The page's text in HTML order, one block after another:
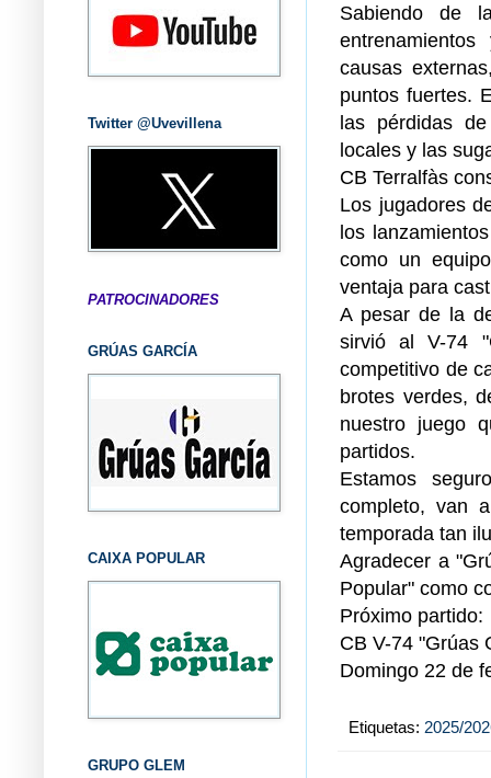
Sabiendo de
causas
puntos fuertes.
las pérdidas
locales y las
CB Terralfàs
Los jugadores
los
como un
ventaja para
A pesar de la
sirvió al V-74
competitivo de
brotes verdes,
nuestro juego
partidos.
Estamos
completo, van
temporada tan
Agradecer a
Popular" como
Próximo partido:
CB V-74 "Grúas
Domingo 22 de
Etiquetas: 2025/
Twitter @Uvevillena
PATROCINADORES
GRÚAS GARCÍA
CAIXA POPULAR
GRUPO GLEM